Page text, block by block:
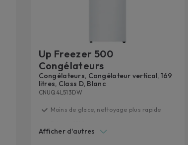
Up Freezer 500
Congélateurs
Congélateurs, Congélateur vertical, 169
litres, Class D, Blanc
CNUQ4L513DW
Moins de glace, nettoyage plus rapide
Afficher d'autres